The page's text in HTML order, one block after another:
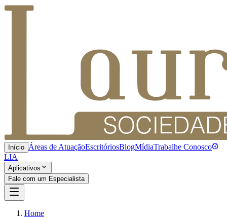
Início Áreas de AtuaçãoEscritóriosBlogMídiaTrabalhe Conosco
LIA
Aplicativos
Fale com um Especialista
Home